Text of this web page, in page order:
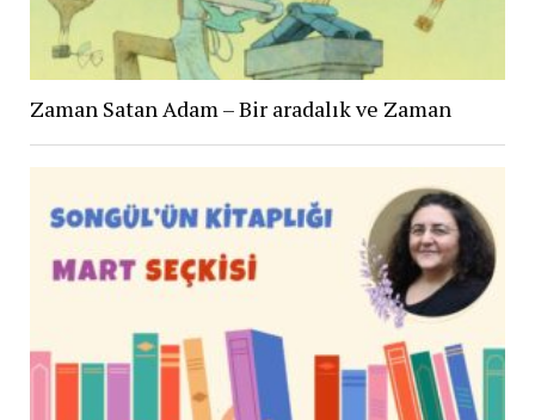
Zaman Satan Adam – Bir aradalık ve Zaman